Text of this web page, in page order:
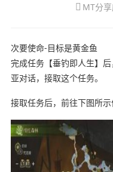
MT分
次要使命-目标是黄金鱼
完成任务【垂钓即人生】
亚对话，接取这个任务。
接取任务后，前往下图所示